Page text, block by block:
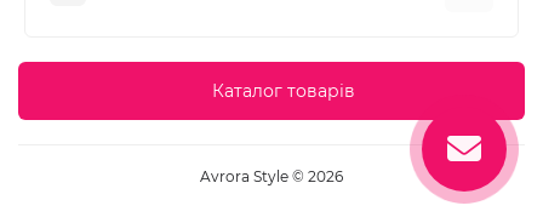
Угода користувача
Повернення товару
Каталог товарів
Avrora Style © 2026